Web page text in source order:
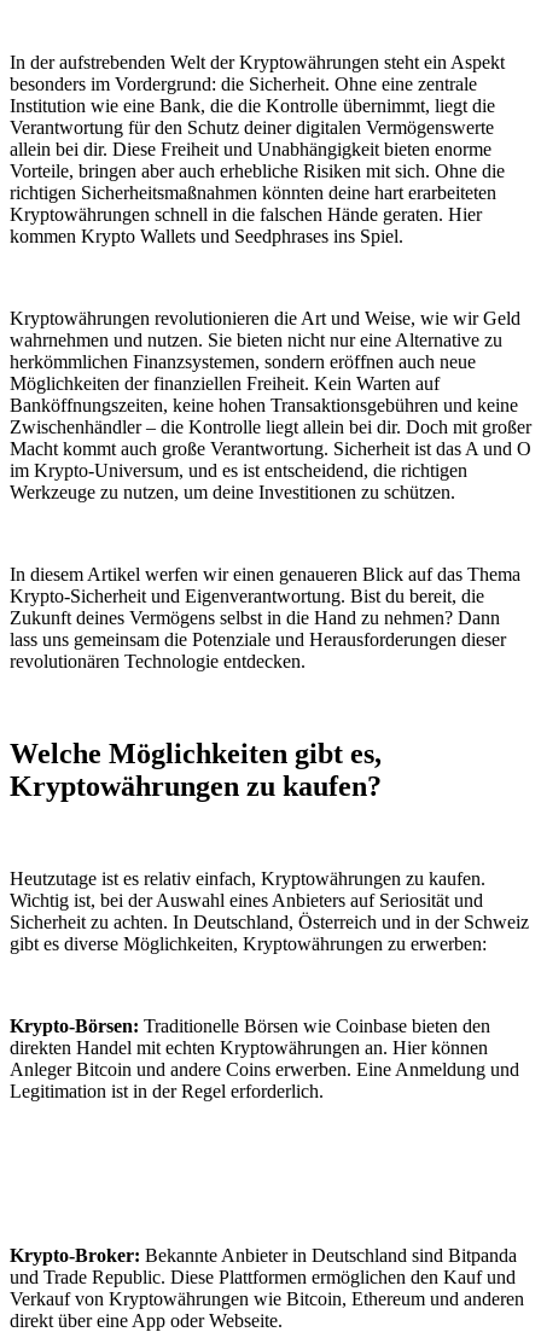
In der aufstrebenden Welt der Kryptowährungen steht ein Aspekt
besonders im Vordergrund: die Sicherheit. Ohne eine zentrale
Institution wie eine Bank, die die Kontrolle übernimmt, liegt die
Verantwortung für den Schutz deiner digitalen Vermögenswerte
allein bei dir. Diese Freiheit und Unabhängigkeit bieten enorme
Vorteile, bringen aber auch erhebliche Risiken mit sich. Ohne die
richtigen Sicherheitsmaßnahmen könnten deine hart erarbeiteten
Kryptowährungen schnell in die falschen Hände geraten. Hier
kommen Krypto Wallets und Seedphrases ins Spiel.
Kryptowährungen revolutionieren die Art und Weise, wie wir Geld
wahrnehmen und nutzen. Sie bieten nicht nur eine Alternative zu
herkömmlichen Finanzsystemen, sondern eröffnen auch neue
Möglichkeiten der finanziellen Freiheit. Kein Warten auf
Banköffnungszeiten, keine hohen Transaktionsgebühren und keine
Zwischenhändler – die Kontrolle liegt allein bei dir. Doch mit großer
Macht kommt auch große Verantwortung. Sicherheit ist das A und O
im Krypto-Universum, und es ist entscheidend, die richtigen
Werkzeuge zu nutzen, um deine Investitionen zu schützen.
In diesem Artikel werfen wir einen genaueren Blick auf das Thema
Krypto-Sicherheit und Eigenverantwortung. Bist du bereit, die
Zukunft deines Vermögens selbst in die Hand zu nehmen? Dann
lass uns gemeinsam die Potenziale und Herausforderungen dieser
revolutionären Technologie entdecken.
Welche Möglichkeiten gibt es,
Kryptowährungen zu kaufen?
Heutzutage ist es relativ einfach, Kryptowährungen zu kaufen.
Wichtig ist, bei der Auswahl eines Anbieters auf Seriosität und
Sicherheit zu achten. In Deutschland, Österreich und in der Schweiz
gibt es diverse Möglichkeiten, Kryptowährungen zu erwerben:
Krypto-Börsen: Traditionelle Börsen wie Coinbase bieten den
direkten Handel mit echten Kryptowährungen an. Hier können
Anleger Bitcoin und andere Coins erwerben. Eine Anmeldung und
Legitimation ist in der Regel erforderlich.
Krypto-Broker: Bekannte Anbieter in Deutschland sind Bitpanda
und Trade Republic. Diese Plattformen ermöglichen den Kauf und
Verkauf von Kryptowährungen wie Bitcoin, Ethereum und anderen
direkt über eine App oder Webseite.